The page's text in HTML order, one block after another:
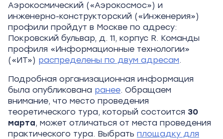
Аэрокосмический («Аэрокосмос») и
инженерно-конструкторский («Инженерия»)
профили пройдут в Москве по адресу:
Покровский бульвар, д. 11, корпус R. Команды
профиля «Информационные технологии»
(«ИТ») распределены по двум адресам.
Подробная организационная информация
была опубликована ранее. Обращаем
внимание, что место проведения
теоретического тура, который состоится 30
марта, может отличаться от места проведения
практического тура. Выбрать площадку для